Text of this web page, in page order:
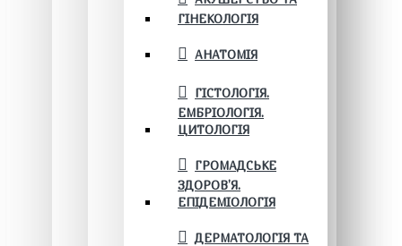
ГІНЕКОЛОГІЯ
АНАТОМІЯ
ГІСТОЛОГІЯ.
ЕМБРІОЛОГІЯ.
ЦИТОЛОГІЯ
ГРОМАДСЬКЕ
ЗДОРОВ’Я.
ЕПІДЕМІОЛОГІЯ
ДЕРМАТОЛОГІЯ ТА